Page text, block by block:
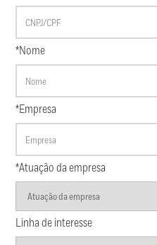
*Nome
*Empresa
*Atuação da empresa
Linha de interesse